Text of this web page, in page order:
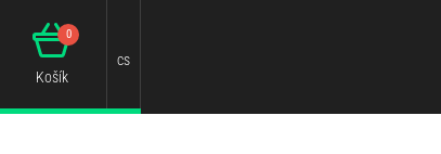
Košík
0
cs